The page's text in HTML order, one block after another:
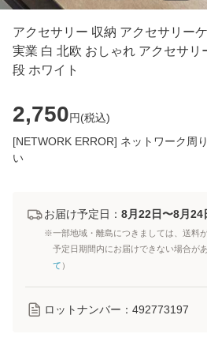
アクセサリー 収納 アクセサリー
実業 白 北欧 おしゃれ アクセサリ
段 ホワイト
2,750円(税込)
[NETWORK ERROR] ネットワーク周
い
お届け予定日： 8月22日〜8月24
※一部地域・離島につきましては、送料
予定日期間内にお届けできない場合が
て ）
ロットナンバー： 492773197